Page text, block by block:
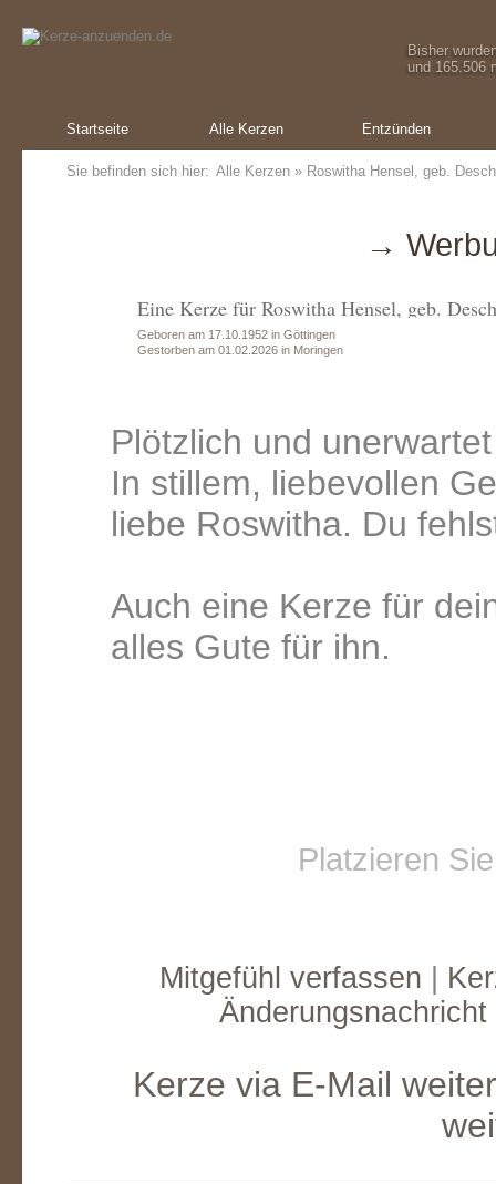
Bisher
und 165.506
Startseite Alle Kerzen Entzünden
Sie befinden sich hier: Alle Kerzen » Roswitha Hensel, geb.
→
Eine Kerze für Roswitha Hensel, geb.
Geboren am 17.10.1952 in Göttingen
Gestorben am 01.02.2026 in Moringen
Plötzlich und
In stillem, liebevollen
liebe Roswitha. Du
Auch eine Kerze für
alles Gute für ihn.
Platzieren
Mitgefühl verfassen
Kerze via E-Mail